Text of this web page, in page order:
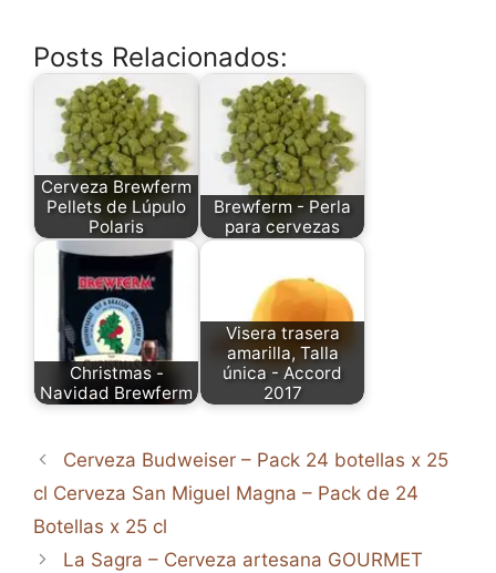
Posts Relacionados:
Cerveza Brewferm
Pellets de Lúpulo
Polaris
Brewferm - Perla
para cervezas
Christmas -
Navidad Brewferm
Visera trasera
amarilla, Talla
única - Accord
2017
Cerveza Budweiser – Pack 24 botellas x 25
cl Cerveza San Miguel Magna – Pack de 24
Botellas x 25 cl
La Sagra – Cerveza artesana GOURMET